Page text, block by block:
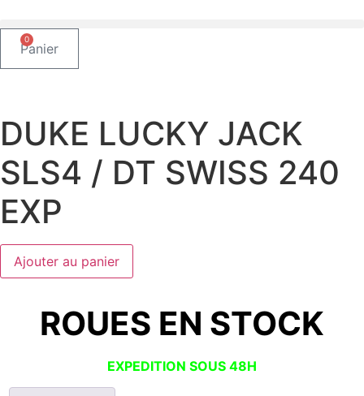
au
contenu
0
Panier
DUKE LUCKY JACK
SLS4 / DT SWISS 240
EXP
quantité
de
DUKE
Ajouter au panier
ROUES EN STOCK
EXPEDITION SOUS 48H